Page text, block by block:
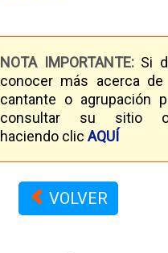
NOTA IMPORTANTE: Si
conocer más acerca de
cantante o agrupación
consultar su sitio
haciendo clic AQUÍ
VOLVER